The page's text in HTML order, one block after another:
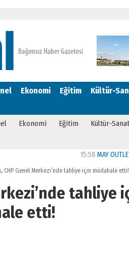
Ekonomi Eğitim Kültür-
Ekonomi Eğitim Kültür-Sanat
MAY OUTLET
CHP Genel Merkezi’nde tahliye için müdahale etti!
tahliye
etti!